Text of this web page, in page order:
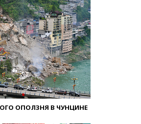
ОПОЛЗНЯ В ЧУНЦИНЕ